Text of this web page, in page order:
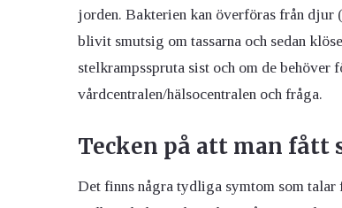
jorden. Bakterien kan överföras från djur
blivit smutsig om tassarna och sedan
stelkrampsspruta sist och om de behöver
vårdcentralen/hälsocentralen och fråga.
Tecken på att man fått
Det finns några tydliga symtom som